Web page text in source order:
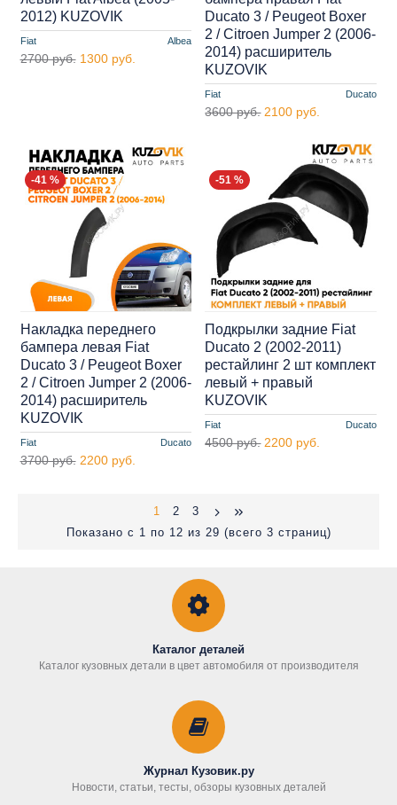
Fiat Albea
2012) KUZOVIK
2700 руб. 1300 руб.
Fiat Ducato
Ducato 3 / Peugeot Boxer
2 / Citroen Jumper 2 (2006-
2014) расширитель
KUZOVIK
3600 руб. 2100 руб.
-41 %
Fiat Ducato
Накладка переднего
бампера левая Fiat
Ducato 3 / Peugeot Boxer
2 / Citroen Jumper 2 (2006-
2014) расширитель
KUZOVIK
3700 руб. 2200 руб.
-51 %
Fiat Ducato
Подкрылки задние Fiat
Ducato 2 (2002-2011)
рестайлинг 2 шт комплект
левый + правый
KUZOVIK
4500 руб. 2200 руб.
1 2
3
Показано с 1 по 12 из 29 (всего 3 страниц)
Каталог деталей
Каталог кузовных детали в цвет автомобиля от производителя
Журнал Кузовик.ру
Новости, статьи, тесты, обзоры кузовных деталей